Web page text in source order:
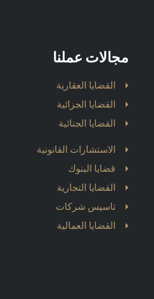
مجالات عملنا
القضايا العقارية
القضايا الجزائية
القضايا الجنائية
الاستشارات القانونية
قضايا البنوك
القضايا التجارية
تاسيس شركات
القضايا العمالية